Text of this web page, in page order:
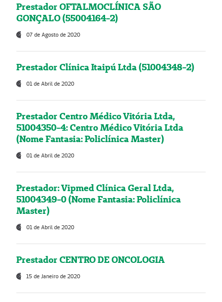
Prestador OFTALMOCLÍNICA SÃO
GONÇALO (55004164-2)
07 de Agosto de 2020
Prestador Clínica Itaipú Ltda (51004348-2)
01 de Abril de 2020
Prestador Centro Médico Vitória Ltda,
51004350-4: Centro Médico Vitória Ltda
(Nome Fantasia: Policlínica Master)
01 de Abril de 2020
Prestador: Vipmed Clínica Geral Ltda,
51004349-0 (Nome Fantasia: Policlínica
Master)
01 de Abril de 2020
Prestador CENTRO DE ONCOLOGIA
15 de Janeiro de 2020